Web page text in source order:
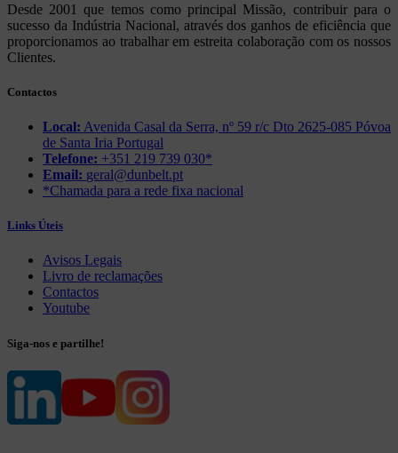
Desde 2001 que temos como principal Missão, contribuir para o
sucesso da Indústria Nacional, através dos ganhos de eficiência que
proporcionamos ao trabalhar em estreita colaboração com os nossos
Clientes.
Contactos
Local: Avenida Casal da Serra, nº 59 r/c Dto 2625-085 Póvoa
de Santa Iria Portugal
Telefone: +351 219 739 030*
Email: geral@dunbelt.pt
*Chamada para a rede fixa nacional
Links Úteis
Avisos Legais
Livro de reclamações
Contactos
Youtube
Siga-nos e partilhe!